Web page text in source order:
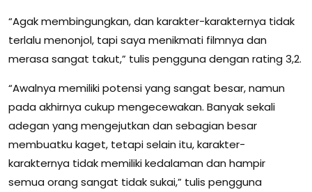
“Agak membingungkan, dan karakter-karakternya tidak
terlalu menonjol, tapi saya menikmati filmnya dan
merasa sangat takut,” tulis pengguna dengan rating 3,2.
“Awalnya memiliki potensi yang sangat besar, namun
pada akhirnya cukup mengecewakan. Banyak sekali
adegan yang mengejutkan dan sebagian besar
membuatku kaget, tetapi selain itu, karakter-
karakternya tidak memiliki kedalaman dan hampir
semua orang sangat tidak sukai,” tulis pengguna